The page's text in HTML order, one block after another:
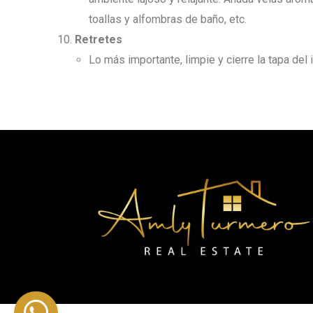
toallas y alfombras de baño, etc.
Retretes
Lo más importante, limpie y cierre la tapa del